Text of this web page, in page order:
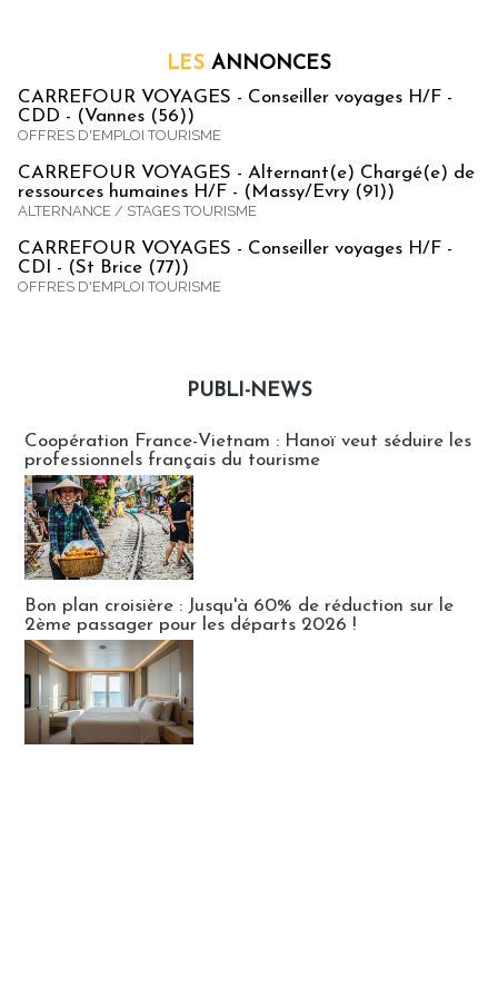
LES ANNONCES
CARREFOUR VOYAGES - Conseiller voyages H/F -
CDD - (Vannes (56))
OFFRES D'EMPLOI TOURISME
CARREFOUR VOYAGES - Alternant(e) Chargé(e) de
ressources humaines H/F - (Massy/Evry (91))
ALTERNANCE / STAGES TOURISME
CARREFOUR VOYAGES - Conseiller voyages H/F -
CDI - (St Brice (77))
OFFRES D'EMPLOI TOURISME
PUBLI-NEWS
Coopération France-Vietnam : Hanoï veut séduire les
professionnels français du tourisme
Bon plan croisière : Jusqu'à 60% de réduction sur le
2ème passager pour les départs 2026 !